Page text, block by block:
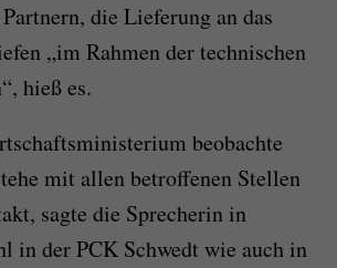
die Lieferung an das
„im Rahmen der technischen
hieß es.
beobachte
mit allen betroffenen Stellen
sagte die Sprecherin in
in der PCK Schwedt wie auch in